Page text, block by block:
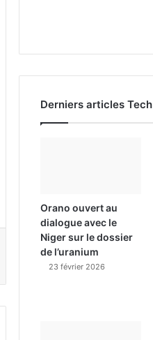
Derniers articles Tech
Orano ouvert au
dialogue avec le
Niger sur le dossier
de l’uranium
23 février 2026